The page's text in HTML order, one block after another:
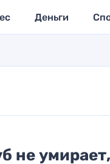
Деньги
не умирает,